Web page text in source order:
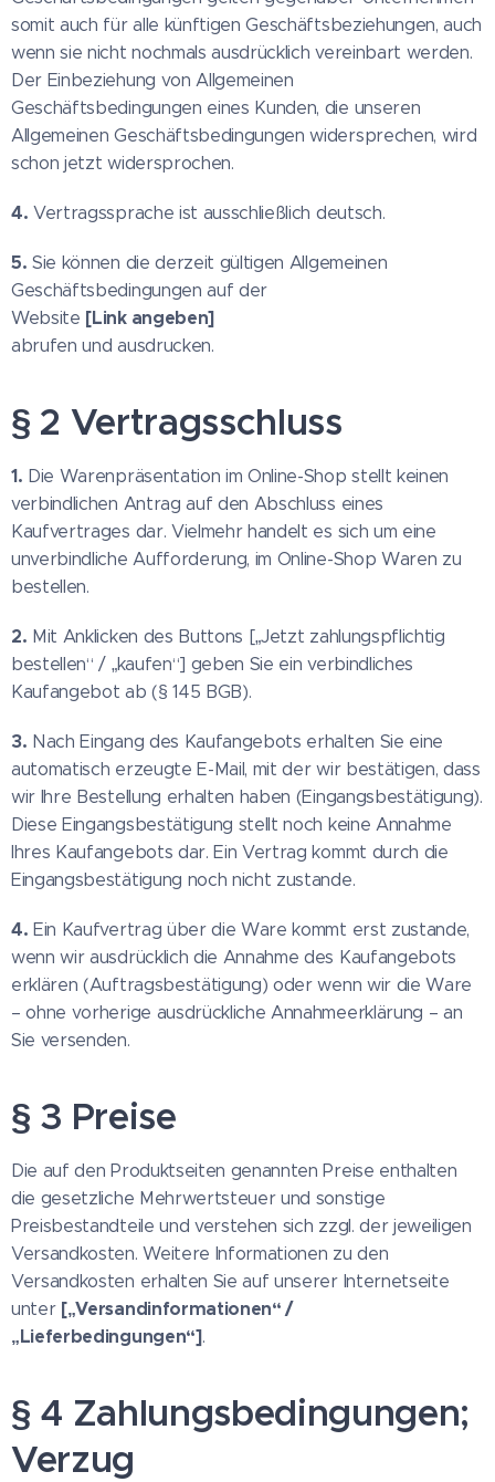
somit auch für alle künftigen Geschäftsbeziehungen, auch
wenn sie nicht nochmals ausdrücklich vereinbart werden.
Der Einbeziehung von Allgemeinen
Geschäftsbedingungen eines Kunden, die unseren
Allgemeinen Geschäftsbedingungen widersprechen, wird
schon jetzt widersprochen.
4. Vertragssprache ist ausschließlich deutsch.
5. Sie können die derzeit gültigen Allgemeinen
Geschäftsbedingungen auf der
Website [Link angeben]
abrufen und ausdrucken.
§ 2 Vertragsschluss
1. Die Warenpräsentation im Online-Shop stellt keinen
verbindlichen Antrag auf den Abschluss eines
Kaufvertrages dar. Vielmehr handelt es sich um eine
unverbindliche Aufforderung, im Online-Shop Waren zu
bestellen.
2. Mit Anklicken des Buttons [„Jetzt zahlungspflichtig
bestellen“ / „kaufen“] geben Sie ein verbindliches
Kaufangebot ab (§ 145 BGB).
3. Nach Eingang des Kaufangebots erhalten Sie eine
automatisch erzeugte E-Mail, mit der wir bestätigen, dass
wir Ihre Bestellung erhalten haben (Eingangsbestätigung).
Diese Eingangsbestätigung stellt noch keine Annahme
Ihres Kaufangebots dar. Ein Vertrag kommt durch die
Eingangsbestätigung noch nicht zustande.
4. Ein Kaufvertrag über die Ware kommt erst zustande,
wenn wir ausdrücklich die Annahme des Kaufangebots
erklären (Auftragsbestätigung) oder wenn wir die Ware
– ohne vorherige ausdrückliche Annahmeerklärung – an
Sie versenden.
§ 3 Preise
Die auf den Produktseiten genannten Preise enthalten
die gesetzliche Mehrwertsteuer und sonstige
Preisbestandteile und verstehen sich zzgl. der jeweiligen
Versandkosten. Weitere Informationen zu den
Versandkosten erhalten Sie auf unserer Internetseite
unter [„Versandinformationen“ /
„Lieferbedingungen“].
§ 4 Zahlungsbedingungen;
Verzug